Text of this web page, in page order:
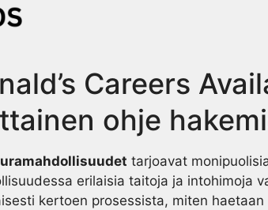
Careers
ohje
uramahdollisuudet tarjoavat
erilaisia taitoja ja intohimoja
kertoen prosessista, miten